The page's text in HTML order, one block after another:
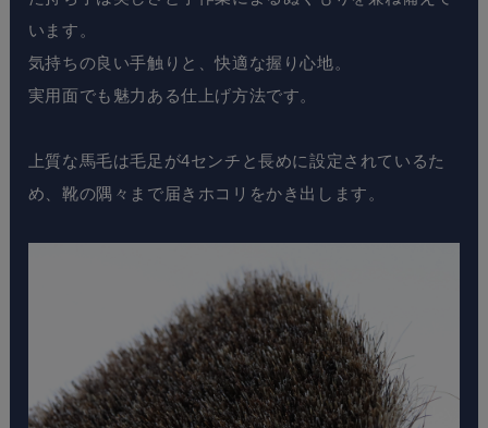
います。
気持ちの良い手触りと、快適な握り心地。
実用面でも魅力ある仕上げ方法です。
上質な馬毛は毛足が4センチと長めに設定されているた
め、靴の隅々まで届きホコリをかき出します。